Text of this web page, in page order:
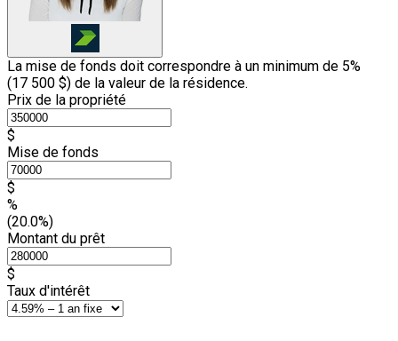
La mise de fonds doit correspondre à un minimum de 5%
(17 500 $) de la valeur de la résidence.
Prix de la propriété
$
Mise de fonds
$
%
(20.0%)
Montant du prêt
$
Taux d'intérêt